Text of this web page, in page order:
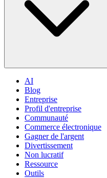
AI
Blog
Entreprise
Profil d'entreprise
Communauté
Commerce électronique
Gagner de l'argent
Divertissement
Non lucratif
Ressource
Outils